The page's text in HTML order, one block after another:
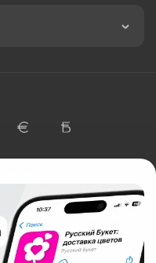
цветов в Москве
«Технология»
ул. Ипподромская,